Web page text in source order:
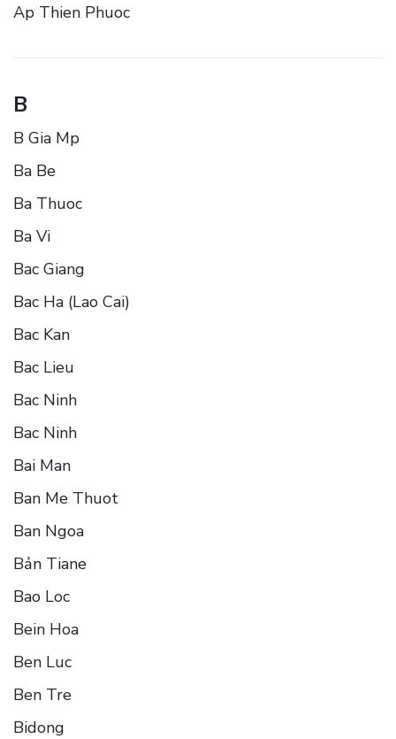
Ap Thien Phuoc
B
B Gia Mp
Ba Be
Ba Thuoc
Ba Vi
Bac Giang
Bac Ha (Lao Cai)
Bac Kan
Bac Lieu
Bac Ninh
Bac Ninh
Bai Man
Ban Me Thuot
Ban Ngoa
Bản Tiane
Bao Loc
Bein Hoa
Ben Luc
Ben Tre
Bidong